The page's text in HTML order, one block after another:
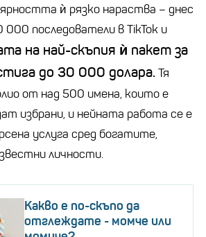
ѝ рязко нараства – днес
000 последователи вTikTok и
на най-скъпия ѝ пакет за
до 30 000 долара. Тя
от над 500 имена, които е
избрани, и нейната работа се е
услуга сред богатите,
личности.
Какво е по-скъпо да
отглеждате - момче или